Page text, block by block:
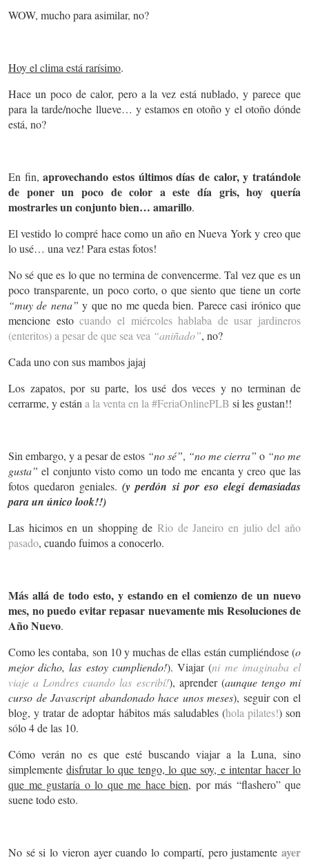
WOW, mucho para asimilar, no?
Hoy el clima está rarísimo.
Hace un poco de calor, pero a la vez está nublado, y parece que
para la tarde/noche llueve… y estamos en otoño y el otoño dónde
está, no?
En fin,aprovechando estos últimos días de calor, y tratándole
de poner un poco de color a este día gris, hoy quería
mostrarles un conjunto bien… amarillo.
El vestido lo compré hace como un año en Nueva York y creo que
lo usé… una vez! Para estas fotos!
No sé que es lo que no termina de convencerme. Tal vez que es un
poco transparente, un poco corto, o que siento que tiene un corte
“muy de nena” y que no me queda bien. Parece casi irónico que
mencione estocuando el miércoles hablaba de usar jardineros
(enteritos) a pesar de que sea vea “aniñado”, no?
Cada uno con sus mambos jajaj
Los zapatos, por su parte, los usé dos veces y no terminan de
cerrarme, y estána la venta en la #FeriaOnlinePLB si les gustan!!
Sin embargo, y a pesar de estos “no sé”, “no me cierra” o “no me
gusta” el conjunto visto como un todo me encanta y creo que las
fotos quedaron geniales.(y perdón si por eso elegí demasiadas
para un único look!!)
Las hicimos en un shopping de Rio de Janeiro en julio del año
pasado, cuando fuimos a conocerlo.
Más allá de todo esto, y estando en el comienzo de un nuevo
mes, no puedo evitar repasar nuevamente mis Resoluciones de
Año Nuevo.
Como les contaba, son 10 y muchas de ellas están cumpliéndose (o
mejor dicho, las estoy cumpliendo!). Viajar (ni me imaginaba el
viaje a Londres cuando las escribí!), aprender (aunque tengo mi
curso de Javascript abandonado hace unos meses), seguir con el
blog, y tratar de adoptar hábitos más saludables (hola pilates!) son
sólo 4 de las 10.
Cómo verán no es que esté buscando viajar a la Luna, sino
simplementedisfrutar lo que tengo, lo que soy, e intentar hacer lo
que me gustaría o lo que me hace bien, por más “flashero” que
suene todo esto.
No sé si lo vieron ayer cuando lo compartí, pero justamente ayer